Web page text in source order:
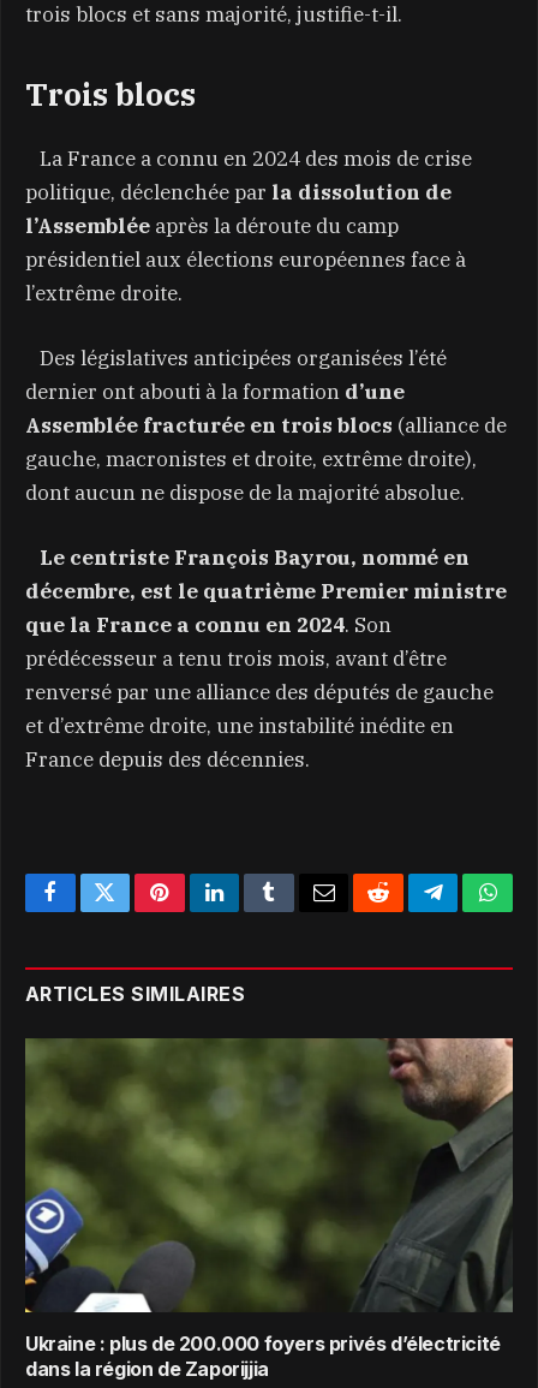
trois blocs et sans majorité, justifie-t-il.
Trois blocs
La France a connu en 2024 des mois de crise
politique, déclenchée par la dissolution de
l’Assemblée après la déroute du camp
présidentiel aux élections européennes face à
l’extrême droite.
Des législatives anticipées organisées l’été
dernier ont abouti à la formation d’une
Assemblée fracturée en trois blocs (alliance de
gauche, macronistes et droite, extrême droite),
dont aucun ne dispose de la majorité absolue.
Le centriste François Bayrou, nommé en
décembre, est le quatrième Premier ministre
que la France a connu en 2024. Son
prédécesseur a tenu trois mois, avant d’être
renversé par une alliance des députés de gauche
et d’extrême droite, une instabilité inédite en
France depuis des décennies.
FacebookTwitterPinterestLinkedInTumblr EmailRedditTelegram
ARTICLES SIMILAIRES
Ukraine : plus de 200.000 foyers privés d’électricité
dans la région de Zaporijjia